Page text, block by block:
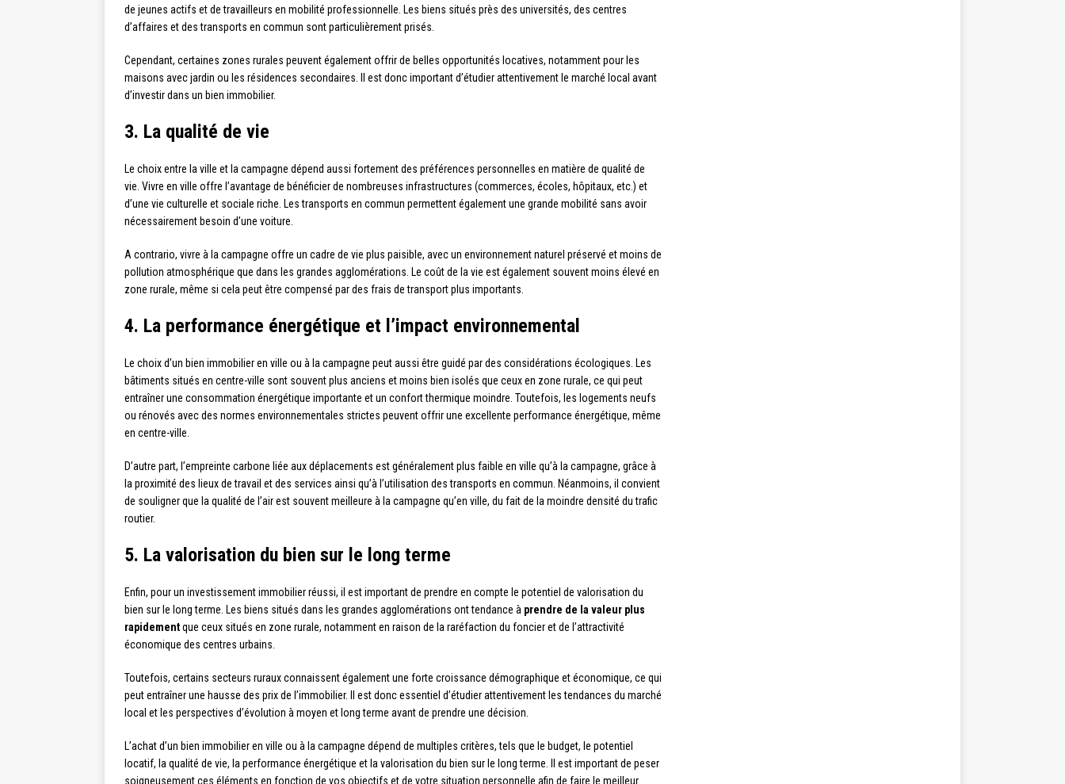
de jeunes actifs et de travailleurs en mobilité professionnelle. Les biens situés près des universités, des centres
d’affaires et des transports en commun sont particulièrement prisés.
Cependant, certaines zones rurales peuvent également offrir de belles opportunités locatives, notamment pour les
maisons avec jardin ou les résidences secondaires. Il est donc important d’étudier attentivement le marché local avant
d’investir dans un bien immobilier.
3. La qualité de vie
Le choix entre la ville et la campagne dépend aussi fortement des préférences personnelles en matière de qualité de
vie. Vivre en ville offre l’avantage de bénéficier de nombreuses infrastructures (commerces, écoles, hôpitaux, etc.) et
d’une vie culturelle et sociale riche. Les transports en commun permettent également une grande mobilité sans avoir
nécessairement besoin d’une voiture.
A contrario, vivre à la campagne offre un cadre de vie plus paisible, avec un environnement naturel préservé et moins de
pollution atmosphérique que dans les grandes agglomérations. Le coût de la vie est également souvent moins élevé en
zone rurale, même si cela peut être compensé par des frais de transport plus importants.
4. La performance énergétique et l’impact environnemental
Le choix d’un bien immobilier en ville ou à la campagne peut aussi être guidé par des considérations écologiques. Les
bâtiments situés en centre-ville sont souvent plus anciens et moins bien isolés que ceux en zone rurale, ce qui peut
entraîner une consommation énergétique importante et un confort thermique moindre. Toutefois, les logements neufs
ou rénovés avec des normes environnementales strictes peuvent offrir une excellente performance énergétique, même
en centre-ville.
D’autre part, l’empreinte carbone liée aux déplacements est généralement plus faible en ville qu’à la campagne, grâce à
la proximité des lieux de travail et des services ainsi qu’à l’utilisation des transports en commun. Néanmoins, il convient
de souligner que la qualité de l’air est souvent meilleure à la campagne qu’en ville, du fait de la moindre densité du trafic
routier.
5. La valorisation du bien sur le long terme
Enfin, pour un investissement immobilier réussi, il est important de prendre en compte le potentiel de valorisation du
bien sur le long terme. Les biens situés dans les grandes agglomérations ont tendance à prendre de la valeur plus
rapidementque ceux situés en zone rurale, notamment en raison de la raréfaction du foncier et de l’attractivité
économique des centres urbains.
Toutefois, certains secteurs ruraux connaissent également une forte croissance démographique et économique, ce qui
peut entraîner une hausse des prix de l’immobilier. Il est donc essentiel d’étudier attentivement les tendances du marché
local et les perspectives d’évolution à moyen et long terme avant de prendre une décision.
L’achat d’un bien immobilier en ville ou à la campagne dépend de multiples critères, tels que le budget, le potentiel
locatif, la qualité de vie, la performance énergétique et la valorisation du bien sur le long terme. Il est important de peser
soigneusement ces éléments en fonction de vos objectifs et de votre situation personnelle afin de faire le meilleur